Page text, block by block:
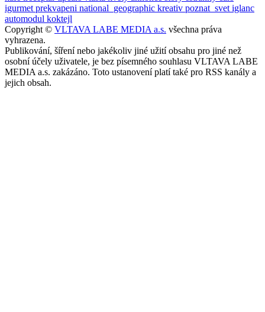
igurmet prekvapeni national_geographic kreativ poznat_svet iglanc
automodul koktejl
Copyright © VLTAVA LABE MEDIA a.s. všechna práva
vyhrazena.
Publikování, šíření nebo jakékoliv jiné užití obsahu pro jiné než
osobní účely uživatele, je bez písemného souhlasu VLTAVA LABE
MEDIA a.s. zakázáno. Toto ustanovení platí také pro RSS kanály a
jejich obsah.